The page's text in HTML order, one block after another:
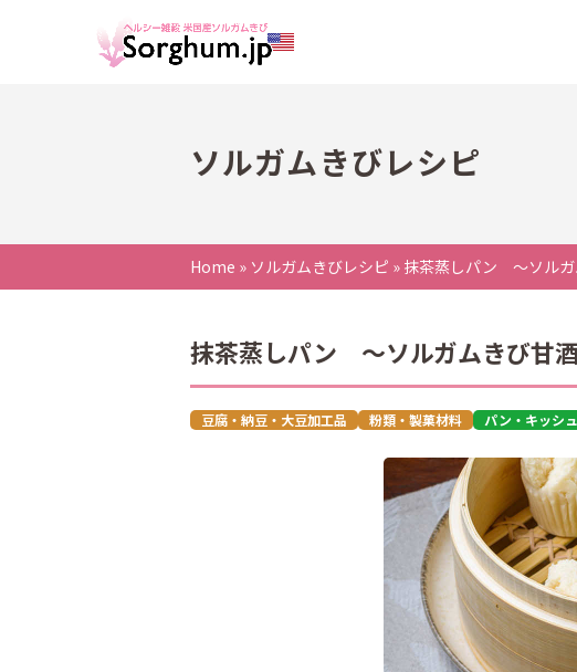
ソルガムきびレシピ
Home » ソルガムきびレシピ » 抹茶蒸しパン ～ソルガ
抹茶蒸しパン ～ソルガムきび甘
豆腐・納豆・大豆加工品 粉類・製菓材料 パン・キッシ